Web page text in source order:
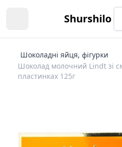
Shurshilo
Шоколадні яйця, фігурки
Шоколад молочний Lindt зі
пластинках 125г